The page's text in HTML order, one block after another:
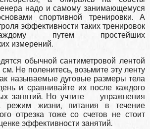
надо и самому занимающемуся
спортивной тренировки. А
эффективности таких тренировок
путем простейших
измерений.
обычной сантиметровой лентой
см. Не поленитесь, возьмите эту ленту
называемые дуговые размеры тела
и сравнивайте их после каждого
занятий. Но учтите — упражнения
режим жизни, питания в течение
отрезка тоже со счетов не стоит
эффективности занятий.